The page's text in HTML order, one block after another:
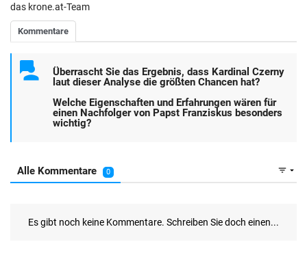
das krone.at-Team